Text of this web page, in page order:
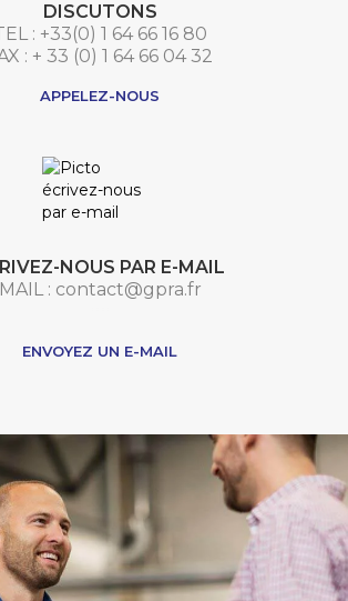
DISCUTONS
: +33(0) 1 64 66 16 80
: + 33 (0) 1 64 66 04 32
APPELEZ-NOUS
NOUS PAR E-MAIL
MAIL : contact@gpra.fr
ENVOYEZ UN E-MAIL